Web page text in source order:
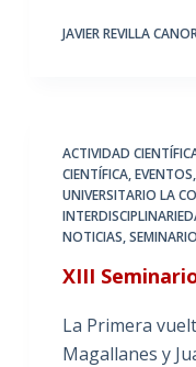
JAVIER REVILLA
ACTIVIDAD
CIENTÍFICA,EVENTOS,
UNIVERSITARIO LA
NOTICIAS,
XIII
La Primera
Magallanes y